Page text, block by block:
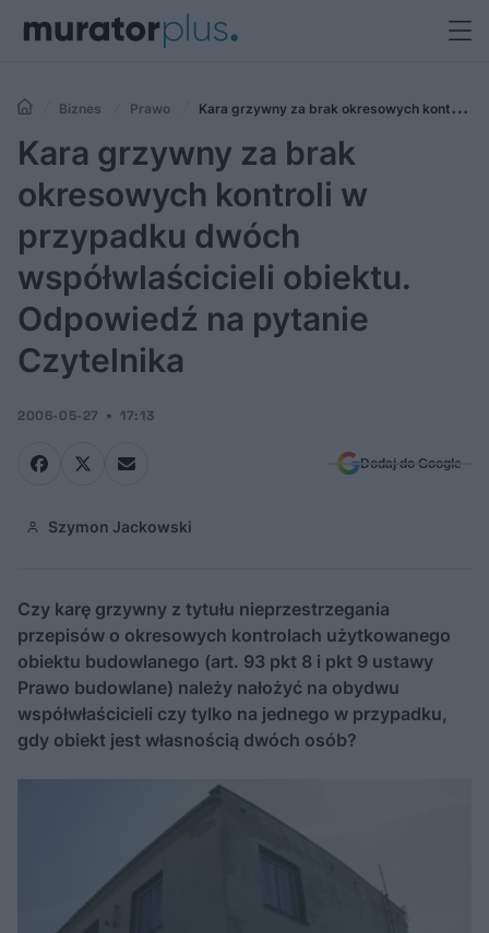
Biznes Prawo
Kara grzywny za brak okresowych kontroli w
przypadku dwóch współwlaścicieli obiektu. Odpowiedź na pytanie
Czytelnika
Kara grzywny za brak
okresowych kontroli w
przypadku dwóch
współwlaścicieli obiektu.
Odpowiedź na pytanie
Czytelnika
2006-05-27 17:13
Dodaj do Google
Szymon Jackowski
Czy karę grzywny z tytułu nieprzestrzegania
przepisów o okresowych kontrolach użytkowanego
obiektu budowlanego (art. 93 pkt 8 i pkt 9 ustawy
Prawo budowlane) należy nałożyć na obydwu
współwłaścicieli czy tylko na jednego w przypadku,
gdy obiekt jest własnością dwóch osób?